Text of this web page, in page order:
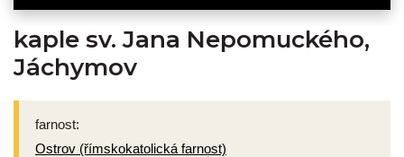
kaple sv. Jana Nepomuckého,
Jáchymov
farnost:
Ostrov (římskokatolická farnost)